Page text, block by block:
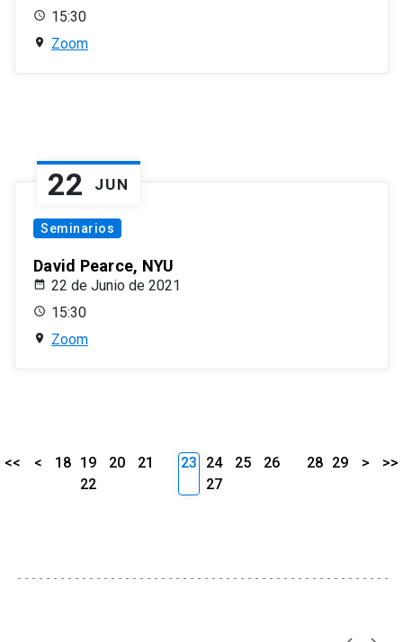
15:30
Zoom
22 JUN
Seminarios
David Pearce, NYU
22 de Junio de 2021
15:30
Zoom
<< < 18 19 20
21
22
23 24 25
26
27
28 29 > >>